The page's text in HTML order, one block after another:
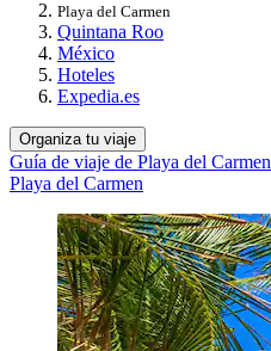
Playa del Carmen
Quintana Roo
México
Hoteles
Expedia.es
Organiza tu viaje
Guía de viaje de Playa del Carmen
Playa del Carmen